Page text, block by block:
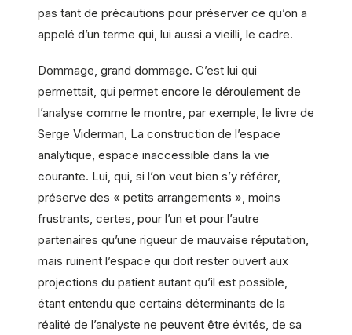
pas tant de précautions pour préserver ce qu’on a
appelé d’un terme qui, lui aussi a vieilli, le cadre.
Dommage, grand dommage. C’est lui qui
permettait, qui permet encore le déroulement de
l’analyse comme le montre, par exemple, le livre de
Serge Viderman, La construction de l’espace
analytique, espace inaccessible dans la vie
courante. Lui, qui, si l’on veut bien s’y référer,
préserve des « petits arrangements », moins
frustrants, certes, pour l’un et pour l’autre
partenaires qu’une rigueur de mauvaise réputation,
mais ruinent l’espace qui doit rester ouvert aux
projections du patient autant qu’il est possible,
étant entendu que certains déterminants de la
réalité de l’analyste ne peuvent être évités, de sa